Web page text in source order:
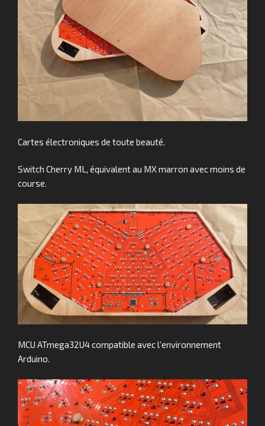
Cartes électroniques de toute beauté.
Switch Cherry ML, équivalent au MX marron avec moins de
course.
MCU ATmega32U4 compatible avec l’environnement
Arduino.